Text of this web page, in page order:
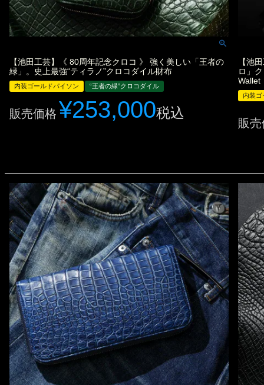
【池田工芸】《 80周年記念クロコ 》 強く美しい「王者の
緑」。史上最強“ティラノ”クロコダイル財布
内装ゴールドパイソン “王者の緑”クロコダイル
販売価格 ¥253,000税込
【池
ロ」
Wallet
内装ゴ
販